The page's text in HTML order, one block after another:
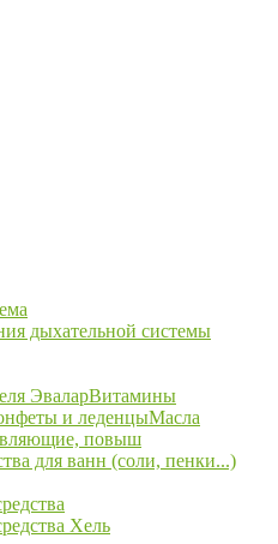
дыхательной системы
ЭваларВитамины
и леденцыМасла
повыш
для ванн (соли, пенки...)
Хель